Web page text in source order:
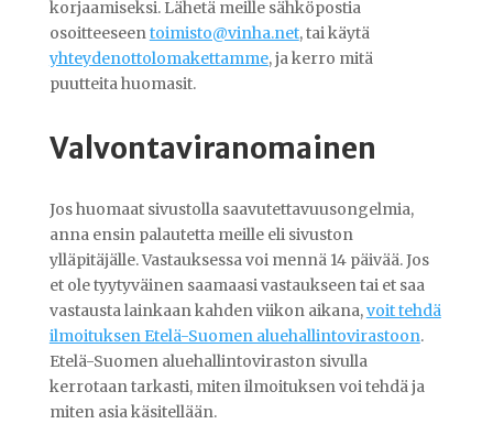
korjaamiseksi. Lähetä meille sähköpostia
osoitteeseentoimisto@vinha.net, tai käytä
yhteydenottolomakettamme, ja kerro mitä
puutteita huomasit.
Valvontaviranomainen
Jos huomaat sivustolla saavutettavuusongelmia,
anna ensin palautetta meille eli sivuston
ylläpitäjälle. Vastauksessa voi mennä 14 päivää. Jos
et ole tyytyväinen saamaasi vastaukseen tai et saa
vastausta lainkaan kahden viikon aikana,voit tehdä
ilmoituksen Etelä-Suomen aluehallintovirastoon.
Etelä-Suomen aluehallintoviraston sivulla
kerrotaan tarkasti, miten ilmoituksen voi tehdä ja
miten asia käsitellään.